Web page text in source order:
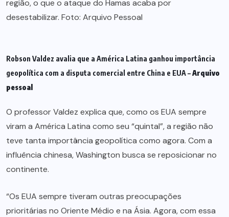
Robson Valdez avalia que a América Latina ganhou importância
geopolítica com a disputa comercial entre China e EUA –Arquivo
pessoal
O professor Valdez explica que, como os EUA sempre
viram a América Latina como seu “quintal”, a região não
teve tanta importância geopolítica como agora. Com a
influência chinesa, Washington busca se reposicionar no
continente.
“Os EUA sempre tiveram outras preocupações
prioritárias no Oriente Médio e na Ásia. Agora, com essa